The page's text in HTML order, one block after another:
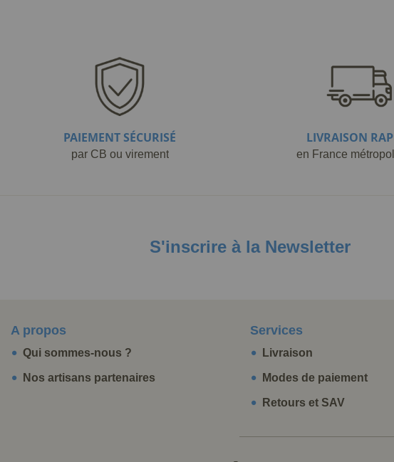
PAIEMENT SÉCURISÉ
par CB ou virement
LIVRAISON
en France
S'inscrire à la Newsletter
A propos
Qui sommes-nous ?
Nos artisans partenaires
Services
Livraison
Modes de paiement
Retours et SAV